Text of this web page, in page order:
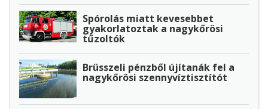
Spórolás miatt kevesebbet
gyakorlatoztak a nagykőrösi
tűzoltók
Brüsszeli pénzből újítanák fel a
nagykőrösi szennyvíztisztítót